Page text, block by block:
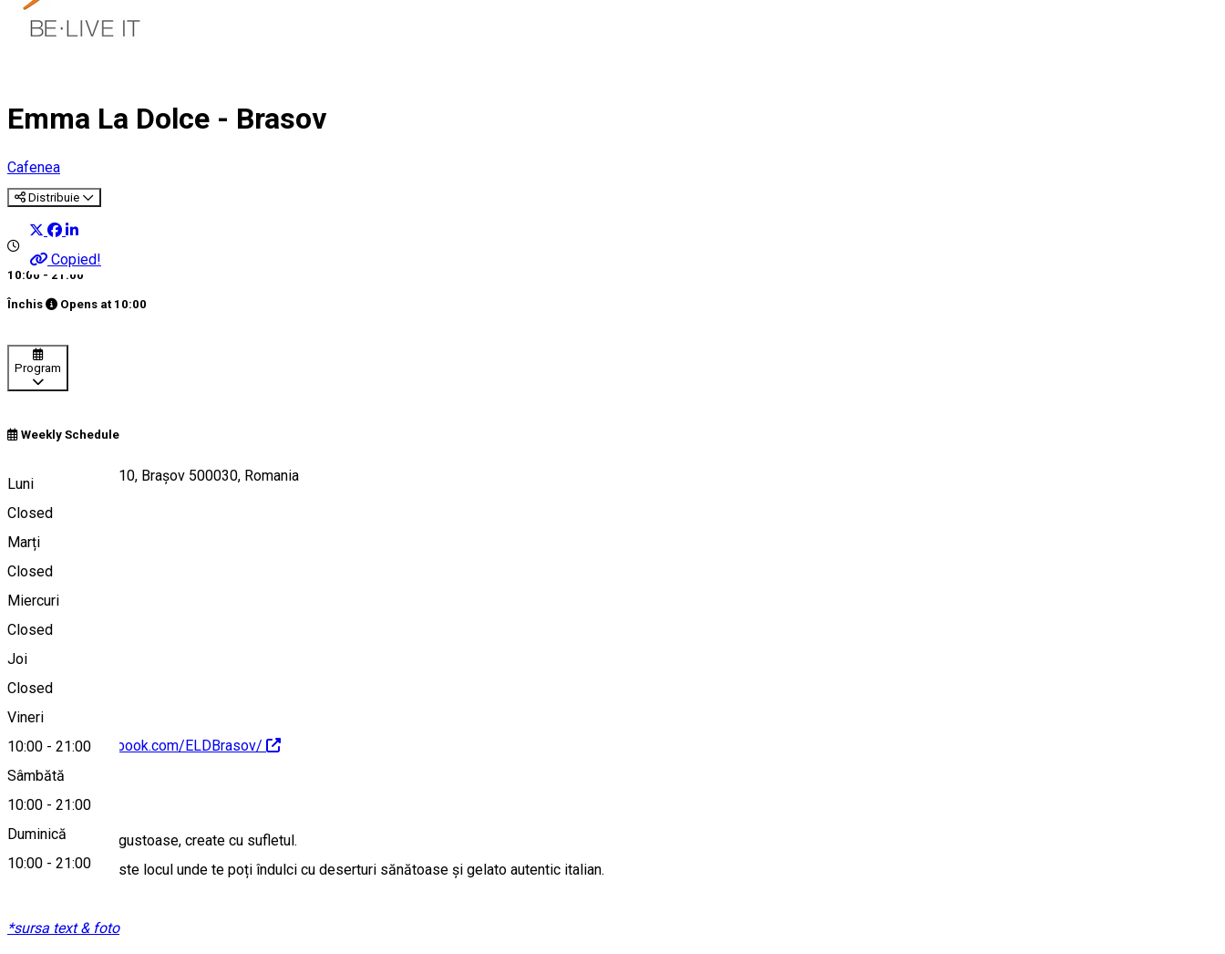
Emma La Dolce - Brasov
Cafenea
Distribuie
Copied!
10:00 - 21:00
Închis Opens at 10:00
Program
Weekly Schedule
Luni
Closed
Marți
Closed
Miercuri
Closed
Joi
Closed
Vineri
10:00 - 21:00
Sâmbătă
10:00 - 21:00
Duminică
10:00 - 21:00
Strada Republicii 10, Brașov 500030, Romania
Hartă
https://www.facebook.com/ELDBrasov/
Despre
Rețete autentice, gustoase, create cu sufletul.
Emma La Dolce este locul unde te poți îndulci cu deserturi sănătoase și gelato autentic italian.
*sursa text & foto